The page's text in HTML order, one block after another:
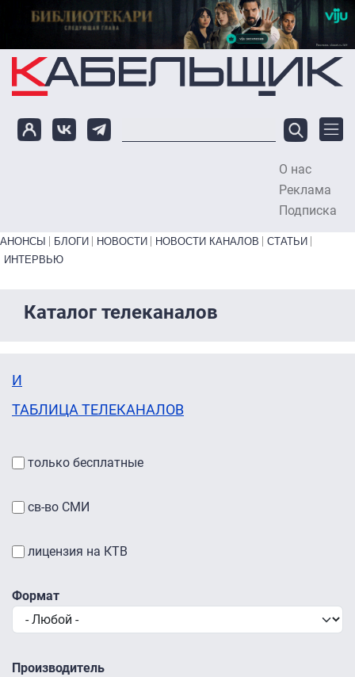
Перейти к основному содержанию
О нас
Реклама
Подписка
Primary links bottom
АНОНСЫ БЛОГИ НОВОСТИ НОВОСТИ КАНАЛОВ
СТАТЬИ
ИНТЕРВЬЮ
Каталог телеканалов
И
ТАБЛИЦА ТЕЛЕКАНАЛОВ
только бесплатные
св-во СМИ
лицензия на КТВ
Формат
Производитель